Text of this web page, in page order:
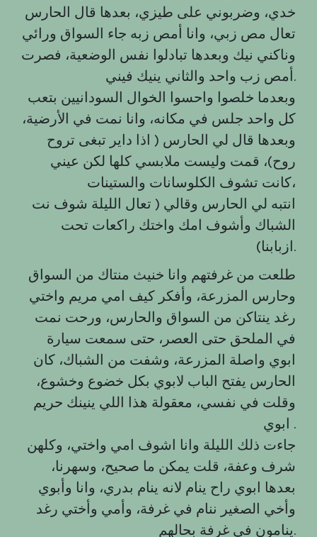
خدي، وضربوني على طيزي، بعدها قال الحارس
تعال مص زبي، وانا أمص زبه جاء السواق ورائي
وناكني نيك وبعدها تبادلوا نفس الوضعية، فصرت
أمص زب واحد والثاني ينيك فيني.
وبعدما خلصوا واحسوا الخوال السودانيين بتعب
كل واحد جلس في مكانه، وانا نمت في الأرضية،
وبعدها قال لي الحارس ( اذا داير تبغى تروح
روح)، قمت وليست ملابسي كلها لكن عيني
كانت تشوف الكلوسانات والستينات،
انتبه لي الحارس وقالي ( تعال الليلة شوف نت
الشباك وأشوف امك واختك راكعات تحت
ازبابنا).
طلعت من غرفتهم وانا خنيث منتاك من السواق
وحارس المزرعة، وأفكر كيف امي مريم واختي
رغد ينتاكن من السواق والحارس، ورحت نمت
في الملحق حتى العصر، حتى سمعت سيارة
ابوي واصلة المزرعة، وشفت من الشباك، كان
الحارس يفتح الباب لابوي بكل خضوع وخشوع،
وقلت في نفسي، معقولة هذا اللي ينينك حريم
ابوي .
جاءت ذلك الليلة وانا اشوف امي واختي، وكلهن
شرف وعفة، قلت يمكن ما صحيح، وسهرنا،
بعدها ابوي راح ينام لانه ينام بدري، وانا وأبوي
وأخي الصغير ننام في غرفة، وأمي وأختي رغد
ينامون في غرفة بحالهم.